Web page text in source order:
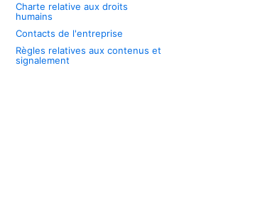
Charte relative aux droits
humains
Contacts de l'entreprise
Règles relatives aux contenus et
signalement